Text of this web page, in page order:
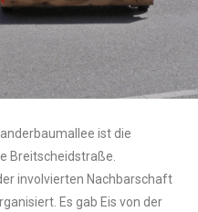
ist die
Breitscheidstraße.
involvierten Nachbarschaft
Es gab Eis von der